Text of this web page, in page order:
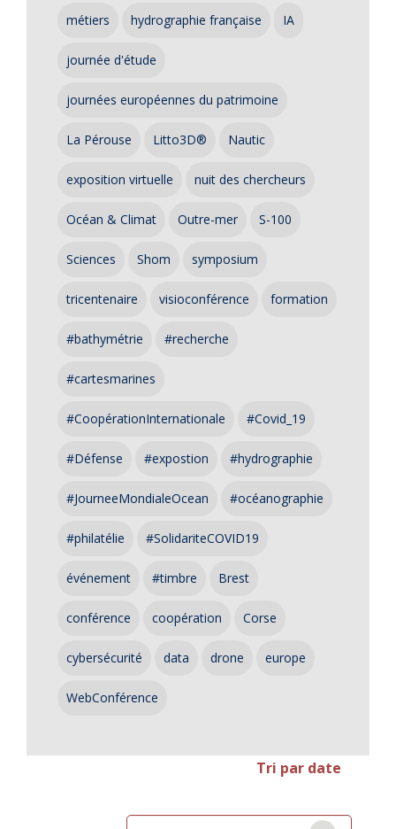
métiers hydrographie française IA
journée d'étude
journées européennes du patrimoine
La Pérouse Litto3D® Nautic
exposition virtuelle nuit des chercheurs
Océan & Climat Outre-mer S-100
Sciences Shom symposium
tricentenaire visioconférence formation
#bathymétrie #recherche
#cartesmarines
#CoopérationInternationale #Covid_19
#Défense #expostion #hydrographie
#JourneeMondialeOcean #océanographie
#philatélie #SolidariteCOVID19
événement #timbre Brest
conférence coopération Corse
cybersécurité data drone europe
WebConférence
Tri par date